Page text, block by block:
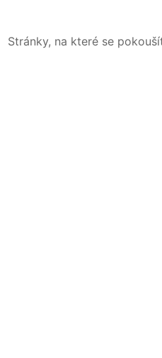
Stránky, na které se